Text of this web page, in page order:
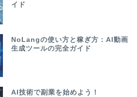
イド
NoLangの使い方と稼ぎ方：AI動画
生成ツールの完全ガイド
AI技術で副業を始めよう！